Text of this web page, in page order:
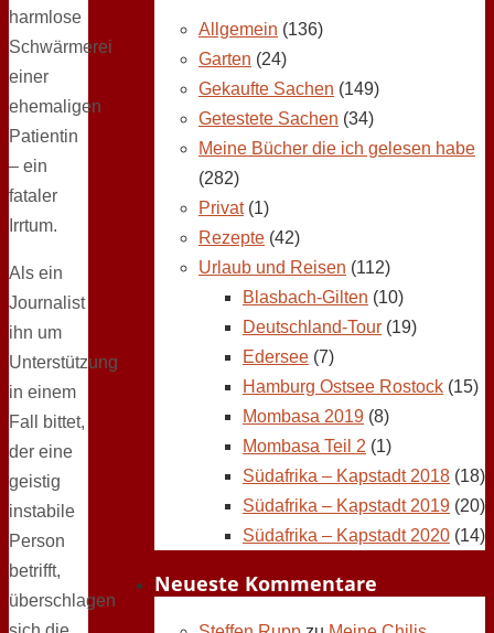
harmlose
Schwärmerei
einer
ehemaligen
Patientin
– ein
fataler
Irrtum.
Als ein
Journalist
ihn um
Unterstützung
in einem
Fall bittet,
der eine
geistig
instabile
Person
betrifft,
überschlagen
Allgemein (136)
Garten (24)
Gekaufte Sachen (149)
Getestete Sachen (34)
Meine Bücher die ich gelesen habe
(282)
Privat(1)
Rezepte (42)
Urlaub und Reisen (112)
Blasbach-Gilten (10)
Deutschland-Tour (19)
Edersee (7)
Hamburg Ostsee Rostock (15)
Mombasa 2019 (8)
Mombasa Teil 2 (1)
Südafrika – Kapstadt 2018 (18)
Südafrika – Kapstadt 2019 (20)
Südafrika – Kapstadt 2020 (14)
Neueste Kommentare